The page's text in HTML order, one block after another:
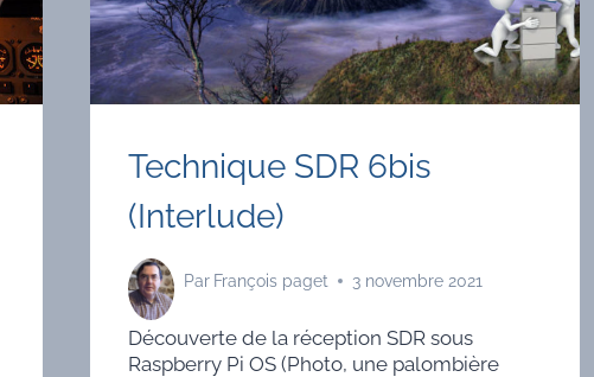
Technique SDR 6bis
(Interlude)
Par François paget 3 novembre 2021
Découverte de la réception SDR sous
Raspberry Pi OS (Photo, une palombière